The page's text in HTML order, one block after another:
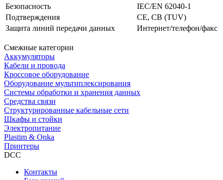
Безопасность
IEC/EN 62040-1
Подтверждения
СЕ, СВ (TUV)
Защита линий передачи данных
Интернет/телефон/факс
Смежные категории
Аккумуляторы
Кабели и провода
Кроссовое оборудование
Оборудование мультиплексирования
Системы обработки и хранения данных
Средства связи
Структурированные кабельные сети
Шкафы и стойки
Электропитание
Plastim & Onka
Принтеры
DCC
Контакты